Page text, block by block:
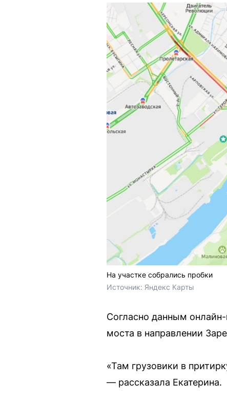
На участке собрались пробки
Источник: Яндекс Карты
Согласно данным
моста в направлении
«Там грузовики в
— рассказала Екатерина.